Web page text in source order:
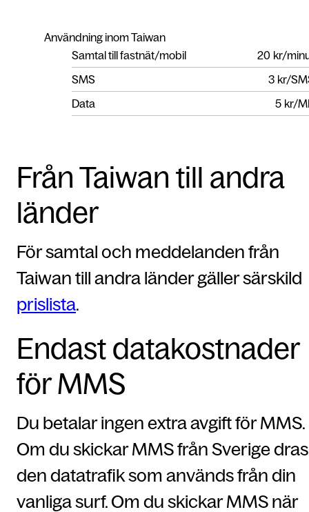
Användning inom Taiwan
Samtal till fastnät/mobil
20 kr/
SMS
3 kr/
Data
5 kr/
Från Taiwan till andra
länder
För samtal och meddelanden från
Taiwan till andra länder gäller särskild
prislista.
Endast datakostnader
för MMS
Du betalar ingen extra avgift för MMS.
Om du skickar MMS från Sverige dras
den datatrafik som används från din
vanliga surf. Om du skickar MMS när